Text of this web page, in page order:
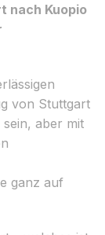
nach Kuopio
von Stuttgart
aber mit
ganz auf